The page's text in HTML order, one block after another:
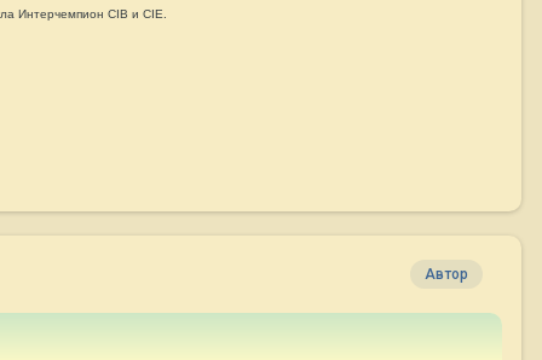
Интерчемпион CIB и CIE
Автор